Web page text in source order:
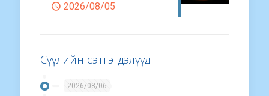
2026/08/05
Сүүлийн сэтгэгдэлүүд
2026/08/06